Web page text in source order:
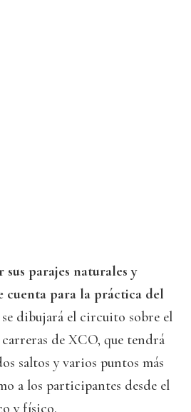
parajes naturales y
cuenta para la práctica del
se dibujará el circuito sobre el
de XCO, que tendrá
saltos y varios puntos más
a los participantes desde el